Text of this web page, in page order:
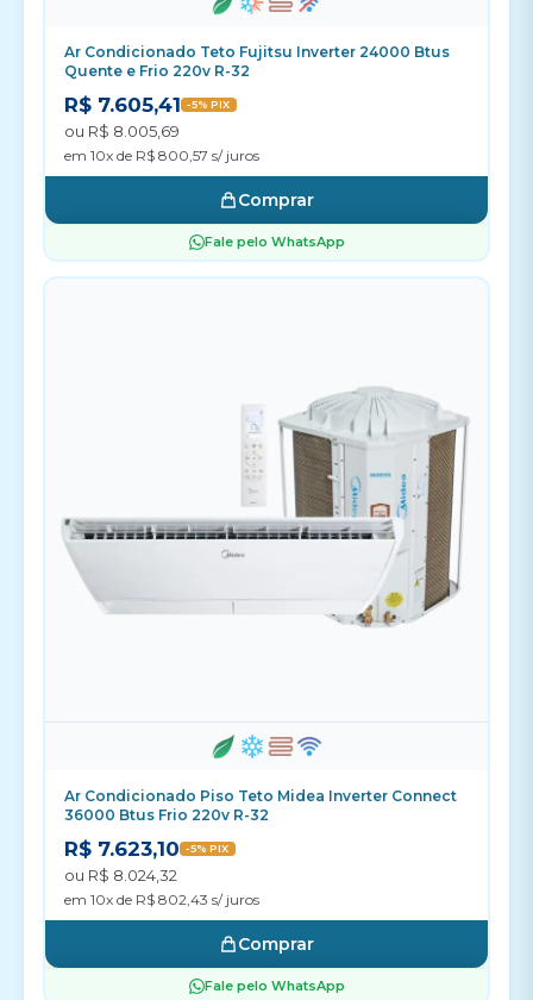
Ar Condicionado Teto Fujitsu Inverter 24000 Btus
Quente e Frio 220v R-32
R$ 7.605,41 -5% PIX
ou R$ 8.005,69
em 10x de R$ 800,57 s/ juros
Comprar
Fale pelo WhatsApp
Ar Condicionado Piso Teto Midea Inverter Connect
36000 Btus Frio 220v R-32
R$ 7.623,10 -5% PIX
ou R$ 8.024,32
em 10x de R$ 802,43 s/ juros
Comprar
Fale pelo WhatsApp